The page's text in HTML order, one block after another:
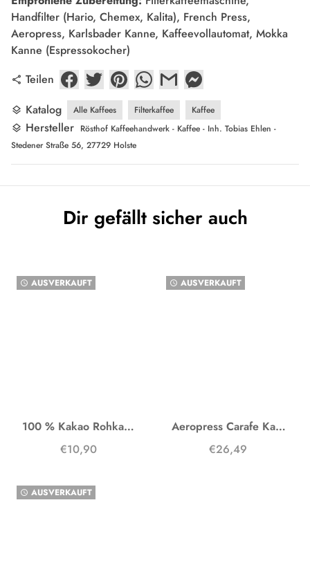
Handfilter (Hario, Chemex, Kalita), French Press,
Aeropress, Karlsbader Kanne, Kaffeevollautomat, Mokka
Kanne (Espressokocher)
share Teilen
layers Katalog Alle Kaffees Filterkaffee Kaffee
layers Hersteller Rösthof Kaffeehandwerk - Kaffee - Inh. Tobias Ehlen -
Stedener Straße 56, 27729 Holste
Dir gefällt sicher auch
watch_later AUSVERKAUFT
100 % Kakao Rohkakao
€10,90
watch_later AUSVERKAUFT
Aeropress Carafe Karaffe
€26,49
watch_later AUSVERKAUFT